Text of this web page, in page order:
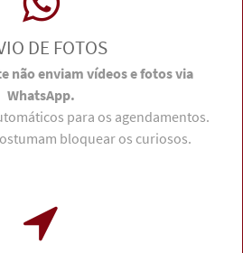
DE FOTOS
não enviam vídeos e fotos via
WhatsApp.
para os agendamentos.
bloquear os curiosos.